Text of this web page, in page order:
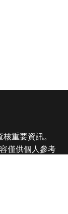
重要資訊。
僅供個人參考